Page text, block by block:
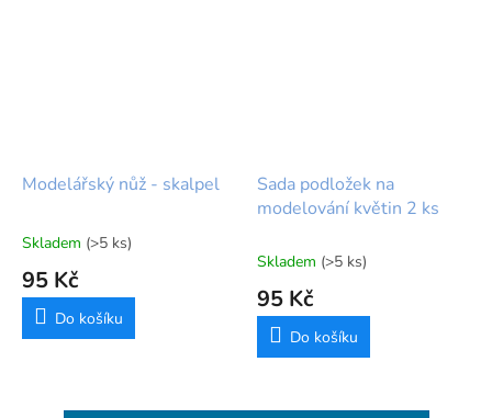
Modelářský nůž - skalpel
Průměrné
hodnocení
produktu
5,0
Skladem (>5 ks)
95 Kč
Do košíku
Sada podložek na
modelování květin 2 ks
Skladem (>5 ks)
95 Kč
Do košíku